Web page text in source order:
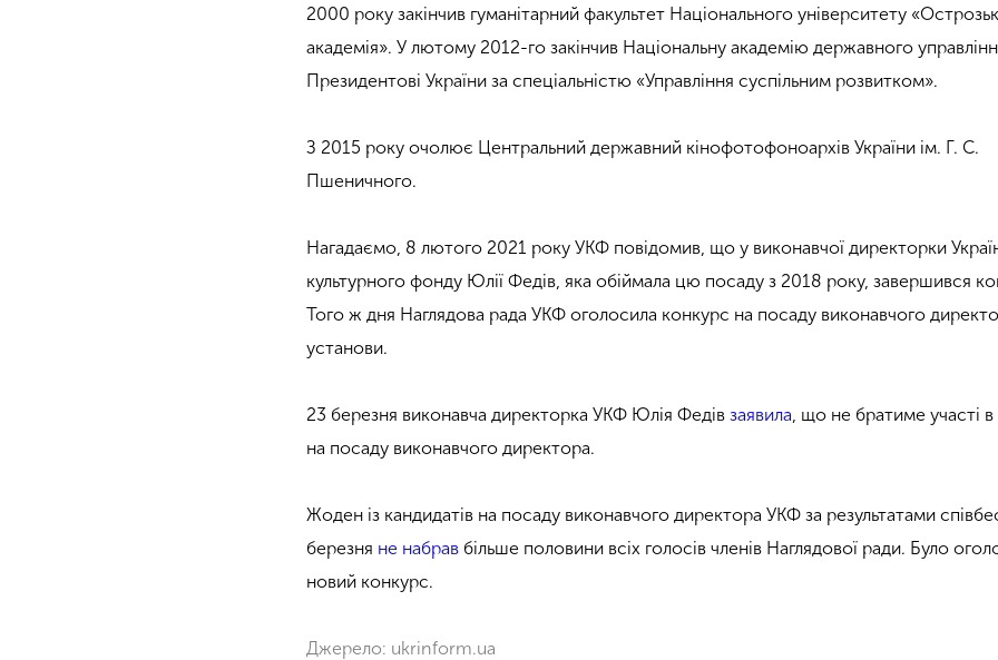
2000 року закінчив гуманітарний факультет Національного університету
академія». У лютому 2012-го закінчив Національну академію державного
Президентові України за спеціальністю «Управління суспільним розвитком».
З 2015 року очолює Центральний державний кінофотофоноархів України ім. Г. С.
Пшеничного.
Нагадаємо, 8 лютого 2021 року УКФ повідомив, що у виконавчої директорки
культурного фонду Юлії Федів, яка обіймала цю посаду з 2018 року, завершився
Того ж дня Наглядова рада УКФ оголосила конкурс на посаду виконавчого
установи.
23 березня виконавча директорка УКФ Юлія Федівзаявила , що не братиме участі в
на посаду виконавчого директора.
Жоден із кандидатів на посаду виконавчого директора УКФ за результатами
березня не набрав більше половини всіх голосів членів Наглядової ради. Було
новий конкурс.
Джерело: ukrinform.ua